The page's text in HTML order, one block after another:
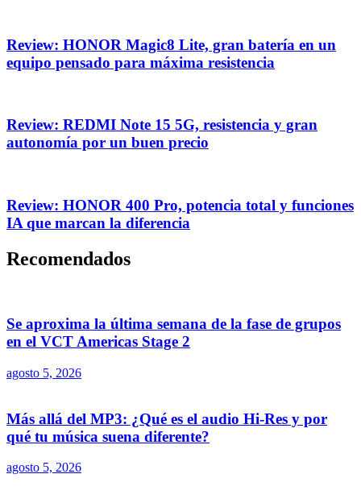
Review: HONOR Magic8 Lite, gran batería en un
equipo pensado para máxima resistencia
Review: REDMI Note 15 5G, resistencia y gran
autonomía por un buen precio
Review: HONOR 400 Pro, potencia total y funciones
IA que marcan la diferencia
Recomendados
Se aproxima la última semana de la fase de grupos
en el VCT Americas Stage 2
agosto 5, 2026
Más allá del MP3: ¿Qué es el audio Hi-Res y por
qué tu música suena diferente?
agosto 5, 2026